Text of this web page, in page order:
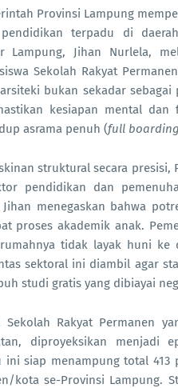
Provinsi Lampung
terpadu di
Lampung, Jihan Nurlela,
Sekolah Rakyat
bukan sekadar
kesiapan mental
asrama penuh (full
struktural secara presisi,
pendidikan dan
menegaskan bahwa
proses akademik anak.
tidak layak huni ke
sektoral ini diambil agar
studi gratis yang dibiayai
Sekolah Rakyat Permanen
diproyeksikan menjadi
siap menampung total 413
kota se-Provinsi Lampung.